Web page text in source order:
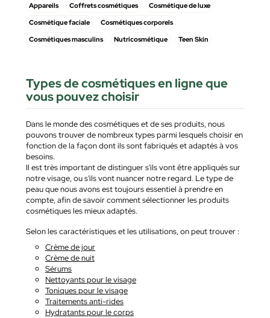
Appareils Coffrets cosmétiques
Cosmétique de luxe
Cosmétique faciale
Cosmétiques corporels
Cosmétiques masculins
Nutricosmétique Teen Skin
Types de cosmétiques en ligne que
vous pouvez choisir
Dans le monde des cosmétiques et de ses produits, nous
pouvons trouver de nombreux types parmi lesquels choisir en
fonction de la façon dont ils sont fabriqués et adaptés à vos
besoins.
Il est très important de distinguer s'ils vont être appliqués sur
notre visage, ou s'ils vont nuancer notre regard. Le type de
peau que nous avons est toujours essentiel à prendre en
compte, afin de savoir comment sélectionner les produits
cosmétiques les mieux adaptés.
Selon les caractéristiques et les utilisations, on peut trouver :
Crème de jour
Crème de nuit
Sérums
Nettoyants pour le visage
Toniques pour le visage
Traitements anti-rides
Hydratants pour le corps